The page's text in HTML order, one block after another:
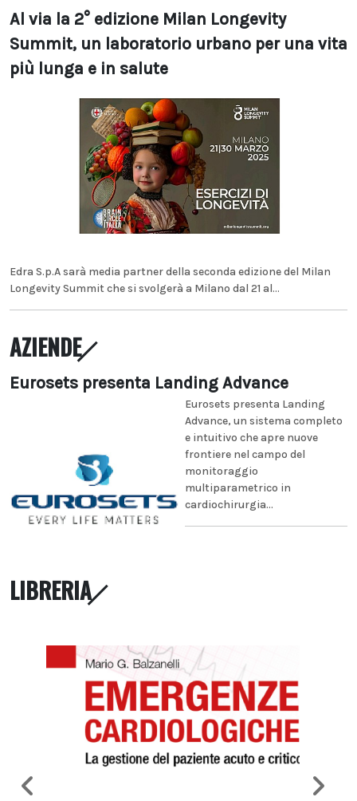
Al via la 2° edizione Milan Longevity
Summit, un laboratorio urbano per una vita
più lunga e in salute
Edra S.p.A sarà media partner della seconda edizione del Milan
Longevity Summit che si svolgerà a Milano dal 21 al...
AZIENDE
Eurosets presenta Landing Advance
Eurosets presenta Landing
Advance, un sistema completo
e intuitivo che apre nuove
frontiere nel campo del
monitoraggio
multiparametrico in
cardiochirurgia...
LIBRERIA